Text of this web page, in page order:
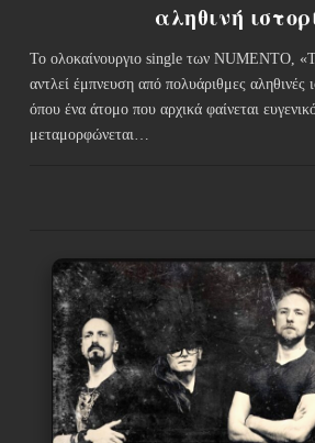
αληθινή
Το ολοκαίνουργιο single των NUMENTO,
αντλεί έμπνευση από πολυάριθμες αληθινές
όπου ένα άτομο που αρχικά φαίνεται
μεταμορφώνεται…